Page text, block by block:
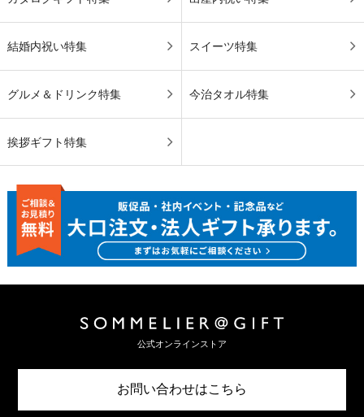
結婚内祝い特集 スイーツ特集
グルメ＆ドリンク特集 今治タオル特集
挨拶ギフト特集
公式オンラインストア
お問い合わせはこちら